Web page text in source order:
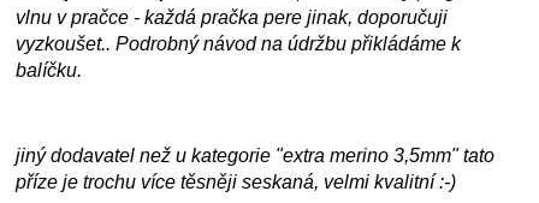
vlnu v pračce - každá pračka pere jinak, doporučuji
vyzkoušet.. Podrobný návod na údržbu přikládáme k
balíčku.
jiný dodavatel než u kategorie "extra merino 3,5mm" tato
příze je trochu více těsněji seskaná, velmi kvalitní :-)